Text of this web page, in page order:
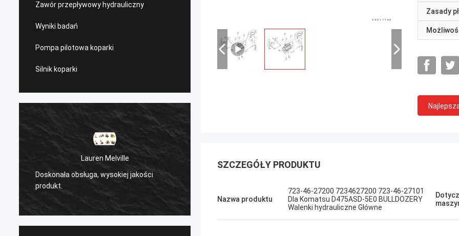
Zawór przepływowy hydrauliczny
Wyniki badań
Pompa pilotowa koparki
Silnik koparki
Lauren Melville
Doskonała obsługa, wysokiej jakości
Sanёк Нижегородский
Zasady
SZCZEGÓŁY PRODUKTU
Nazwa produktu
723-46-27200 7234627200 723-46-27101
Dla Komatsu D475ASD-5E0 BULLDOZERY
Walenki hydrauliczne Główne